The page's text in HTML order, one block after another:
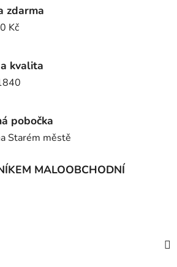
zdarma
Kč
kvalita
pobočka
Starém městě
MALOOBCHODNÍ